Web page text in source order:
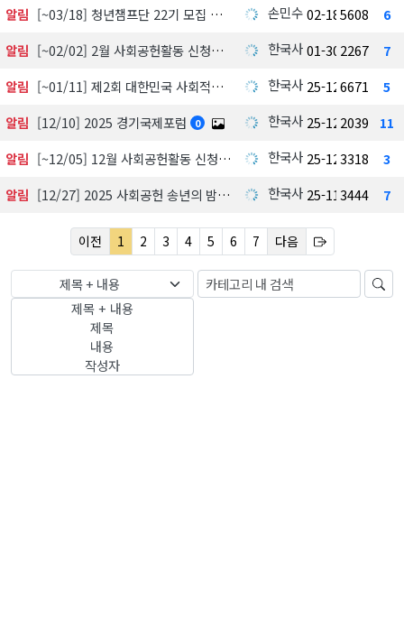
알림
[~03/18] 청년챔프단 22기 모집 中 손민수02-18 5608
6
알림
[~02/02] 2월 사회공헌활동 신청하기 한국사회공헌협회
01-30 2267
7
알림
[~01/11] 제2회 대한민국 사회적가치 시상식 수상 후보자 공모 및 심사 한국사회공헌협회
25-12-18
6671
5
알림 [12/10] 2025 경기국제포럼 0 한국사회공헌협회
25-12-03
2039
11
알림
[~12/05] 12월 사회공헌활동 신청하기 한국사회공헌협회
25-12-01
3318
3
알림
[12/27] 2025 사회공헌 송년의 밤, 포틀락파티 한국사회공헌협회
25-11-18
3444 7
이전 1 2 3 4 5 6 7 다음
제목 + 내용
제목 + 내용
제목
내용
작성자